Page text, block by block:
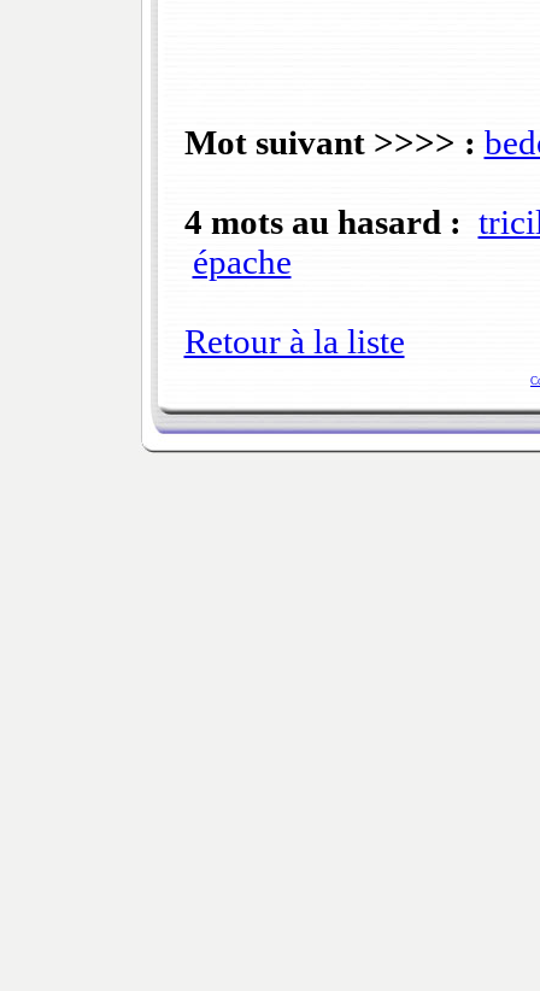
Mot suivant >>>> :
4 mots au hasard :
épache
Retour à la liste